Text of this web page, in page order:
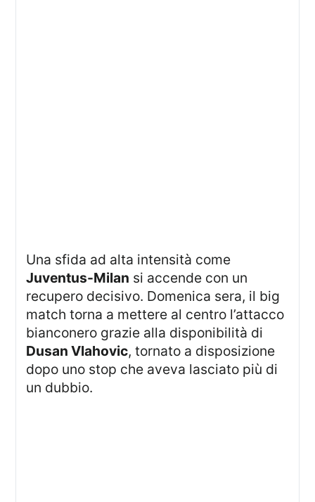
Una sfida ad alta intensità come
Juventus-Milan si accende con un
recupero decisivo. Domenica sera, il big
match torna a mettere al centro l’attacco
bianconero grazie alla disponibilità di
Dusan Vlahovic, tornato a disposizione
dopo uno stop che aveva lasciato più di
un dubbio.